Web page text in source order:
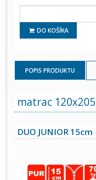
DO KOŠÍKA
POPIS PRODUKTU
matrac 120x205
DUO JUNIOR 15cm